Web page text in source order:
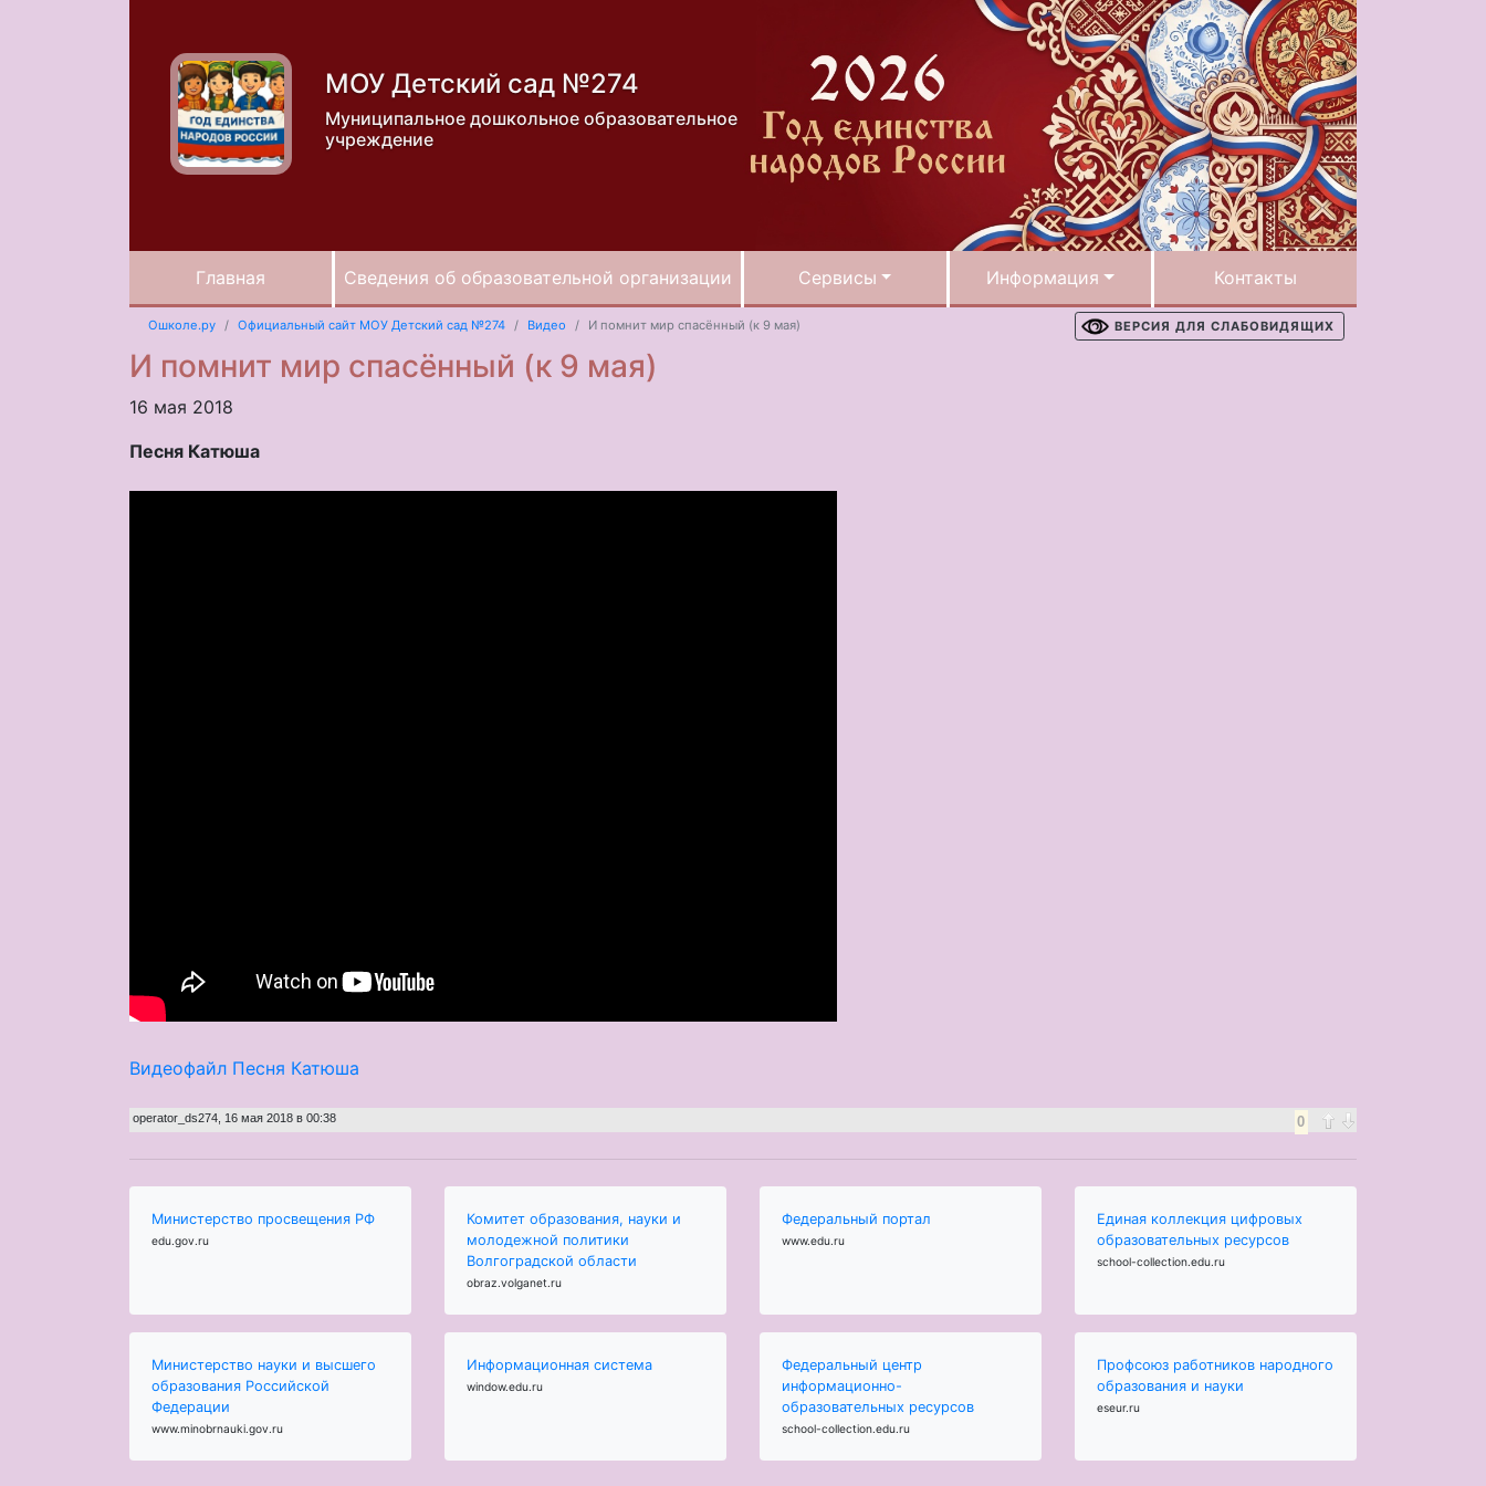
МОУ Детский сад №274
Муниципальное дошкольное образовательное
учреждение
Главная Сведения об образовательной организации Сервисы Информация Контакты
Ошколе.ру Официальный сайт МОУ Детский сад №274 Видео И помнит мир спасённый (к 9 мая) ВЕРСИЯ ДЛЯ СЛАБОВИДЯЩИХ
И помнит мир спасённый (к 9 мая)
16 мая 2018
Песня Катюша
Видеофайл Песня Катюша
0
operator_ds274 16 мая 2018 в 00:38
Министерство просвещения РФ
edu.gov.ru
Комитет образования, науки и
молодежной политики
Волгоградской области
obraz.volganet.ru
Федеральный портал
www.edu.ru
Единая коллекция цифровых
образовательных ресурсов
school-collection.edu.ru
Министерство науки и высшего
образования Российской
Федерации
www.minobrnauki.gov.ru
Информационная система
window.edu.ru
Федеральный центр
информационно-
образовательных ресурсов
school-collection.edu.ru
Профсоюз работников народного
образования и науки
eseur.ru